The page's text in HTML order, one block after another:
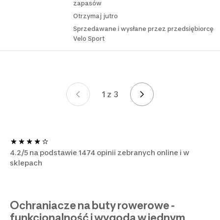
zapasów
Otrzymaj jutro
Sprzedawane i wysłane przez przedsiębiorcę
Velo Sport
1 z 3Strona 1 z 3
4.2/5 na podstawie 1474 opinii zebranych online i w
sklepach
Ochraniacze na buty rowerowe -